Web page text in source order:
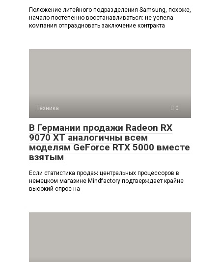
Положение литейного подразделения Samsung, похоже,
начало постепенно восстанавливаться: не успела
компания отпраздновать заключение контракта
Техника 0
В Германии продажи Radeon RX
9070 XT аналогичны всем
моделям GeForce RTX 5000 вместе
взятым
Если статистика продаж центральных процессоров в
немецком магазине Mindfactory подтверждает крайне
высокий спрос на